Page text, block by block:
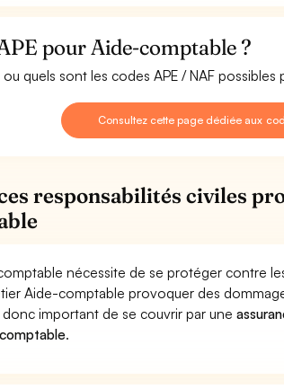
pour Aide-comptable ?
quels sont les codes APE / NAF
Consultez cette page dédiée aux
responsabilités civiles
nécessite de se protéger contre
Aide-comptable provoquer des
donc important de se couvrir par une
.